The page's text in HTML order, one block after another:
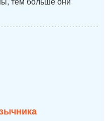
тем больше они